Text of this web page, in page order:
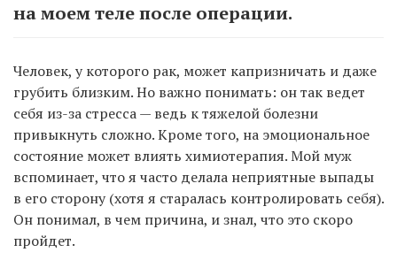
на моем теле после операции.
Человек, у которого рак, может капризничать и даже
грубить близким. Но важно понимать: он так ведет
себя из-за стресса — ведь к тяжелой болезни
привыкнуть сложно. Кроме того, на эмоциональное
состояние может влиять химиотерапия. Мой муж
вспоминает, что я часто делала неприятные выпады
в его сторону (хотя я старалась контролировать себя).
Он понимал, в чем причина, и знал, что это скоро
пройдет.